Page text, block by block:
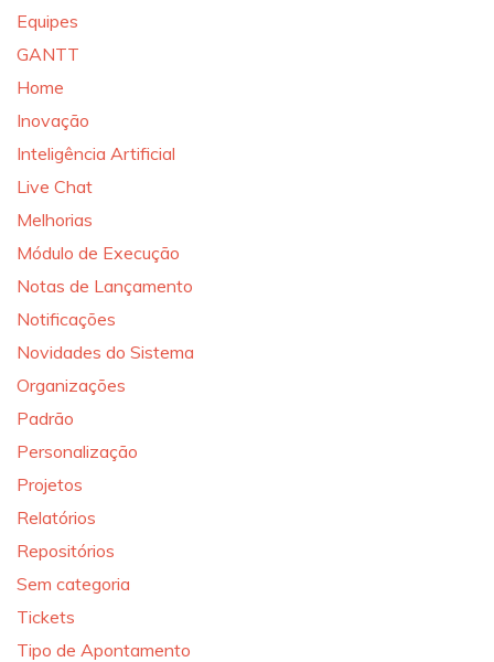
Equipes
GANTT
Home
Inovação
Inteligência Artificial
Live Chat
Melhorias
Módulo de Execução
Notas de Lançamento
Notificações
Novidades do Sistema
Organizações
Padrão
Personalização
Projetos
Relatórios
Repositórios
Sem categoria
Tickets
Tipo de Apontamento